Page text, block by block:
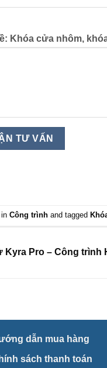
Khóa cửa nhôm,
Công trình and tagged
Kyra Pro – Công trình
dẫn mua hàng
sách thanh toán